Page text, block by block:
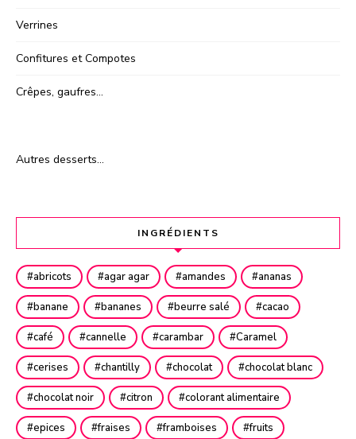
Verrines
Confitures et Compotes
Crêpes, gaufres…
Autres desserts…
INGRÉDIENTS
abricots agar agar amandes ananas
banane bananes beurre salé cacao
café cannelle carambar Caramel
cerises chantilly chocolat chocolat blanc
chocolat noir citron colorant alimentaire
epices fraises framboises fruits